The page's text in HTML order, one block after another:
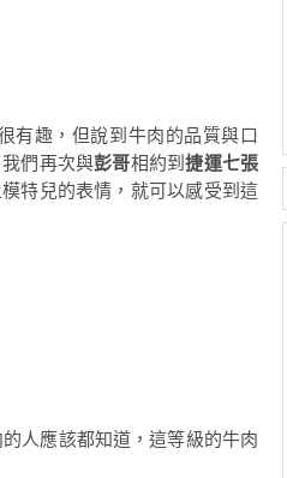
有趣，但說到牛肉的品質與口
們再次與彭哥相約到捷運七張
特兒的表情，就可以感受到這
的人應該都知道，這等級的牛肉